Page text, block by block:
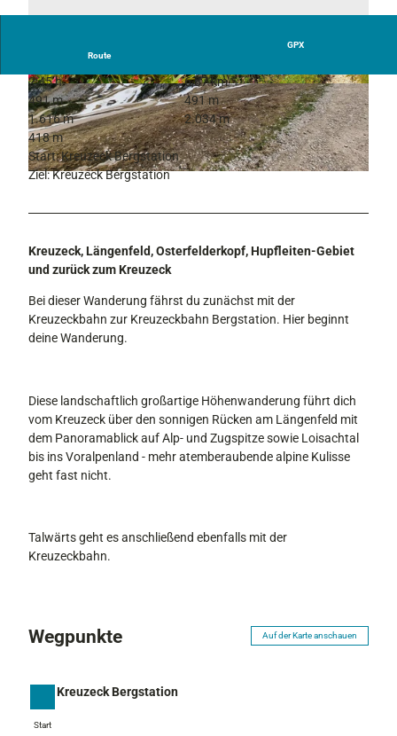
© Annika Hack | KI-optimiert |CC-BY-SA
© Annika Hack | KI-optimiert |CC-BY-SA © Annika Hack | KI-optimiert |CC-BY-SA
Route
GPX
2:45 h
6,37 km
491 m
491 m
1.616 m
2.034 m
418 m
Start: Kreuzeck Bergstation
Ziel: Kreuzeck Bergstation
Kreuzeck, Längenfeld, Osterfelderkopf, Hupfleiten-Gebiet
und zurück zum Kreuzeck
Bei dieser Wanderung fährst du zunächst mit der
Kreuzeckbahn zur Kreuzeckbahn Bergstation. Hier beginnt
deine Wanderung.
Diese landschaftlich großartige Höhenwanderung führt dich
vom Kreuzeck über den sonnigen Rücken am Längenfeld mit
dem Panoramablick auf Alp- und Zugspitze sowie Loisachtal
bis ins Voralpenland - mehr atemberaubende alpine Kulisse
geht fast nicht.
Talwärts geht es anschließend ebenfalls mit der
Kreuzeckbahn.
Wegpunkte Auf der Karte anschauen
Start
Kreuzeck Bergstation